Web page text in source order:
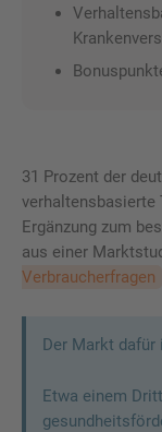
31 Prozent der
verhaltensbasierte
Ergänzung zum
aus einer
Verbraucherfragen
Der Markt dafür
Etwa einem